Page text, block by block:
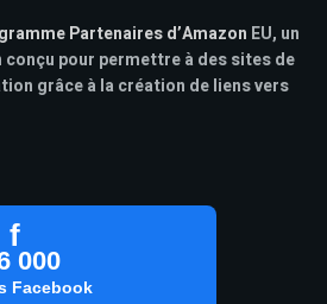
Partenaires d’Amazon EU, un
pour permettre à des sites de
grâce à la création de liens vers
f
000
Facebook